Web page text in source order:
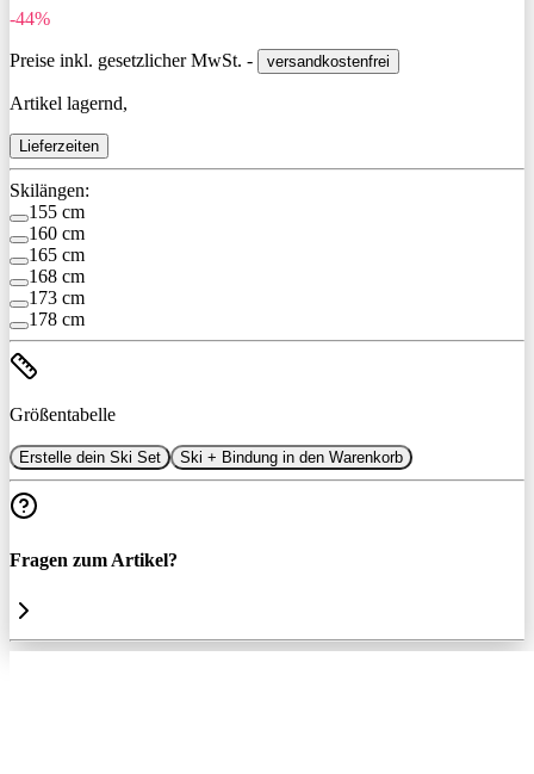
-44%
Preise inkl. gesetzlicher MwSt. - versandkostenfrei
Artikel lagernd,
Lieferzeiten
Skilängen:
155 cm
160 cm
165 cm
168 cm
173 cm
178 cm
Größentabelle
Erstelle dein Ski Set Ski + Bindung in den Warenkorb
Fragen zum Artikel?